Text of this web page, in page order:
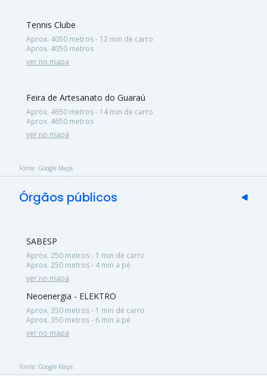
Tennis Clube
Aprox. 4050 metros - 12 min de carro
Aprox. 4050 metros
ver no mapa
Feira de Artesanato do Guaraú
Aprox. 4650 metros - 14 min de carro
Aprox. 4650 metros
ver no mapa
Fonte: Google Maps
Órgãos públicos
SABESP
Aprox. 250 metros - 1 min de carro
Aprox. 250 metros - 4 min a pé
ver no mapa
Neoenergia - ELEKTRO
Aprox. 350 metros - 1 min de carro
Aprox. 350 metros - 6 min a pé
ver no mapa
Fonte: Google Maps